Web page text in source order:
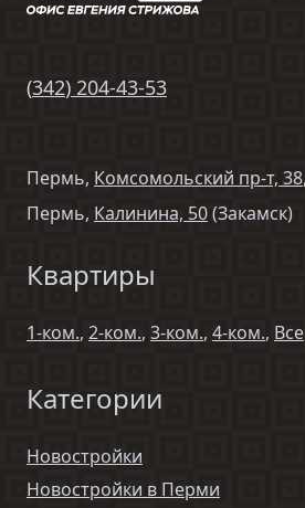
(342) 204-43-53
Пермь, Комсомольский пр-т, 38
Пермь, Калинина, 50(Закамск)
Квартиры
1-ком., 2-ком., 3-ком., 4-ком., Все
Категории
Новостройки
Новостройки в Перми